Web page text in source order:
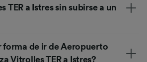
TER a Istres sin subirse a un
forma de ir de Aeropuerto
Vitrolles TER a Istres?